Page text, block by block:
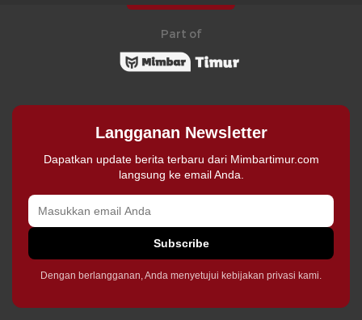
Part of
Langganan Newsletter
Dapatkan update berita terbaru dari Mimbartimur.com
langsung ke email Anda.
Subscribe
Dengan berlangganan, Anda menyetujui kebijakan privasi kami.